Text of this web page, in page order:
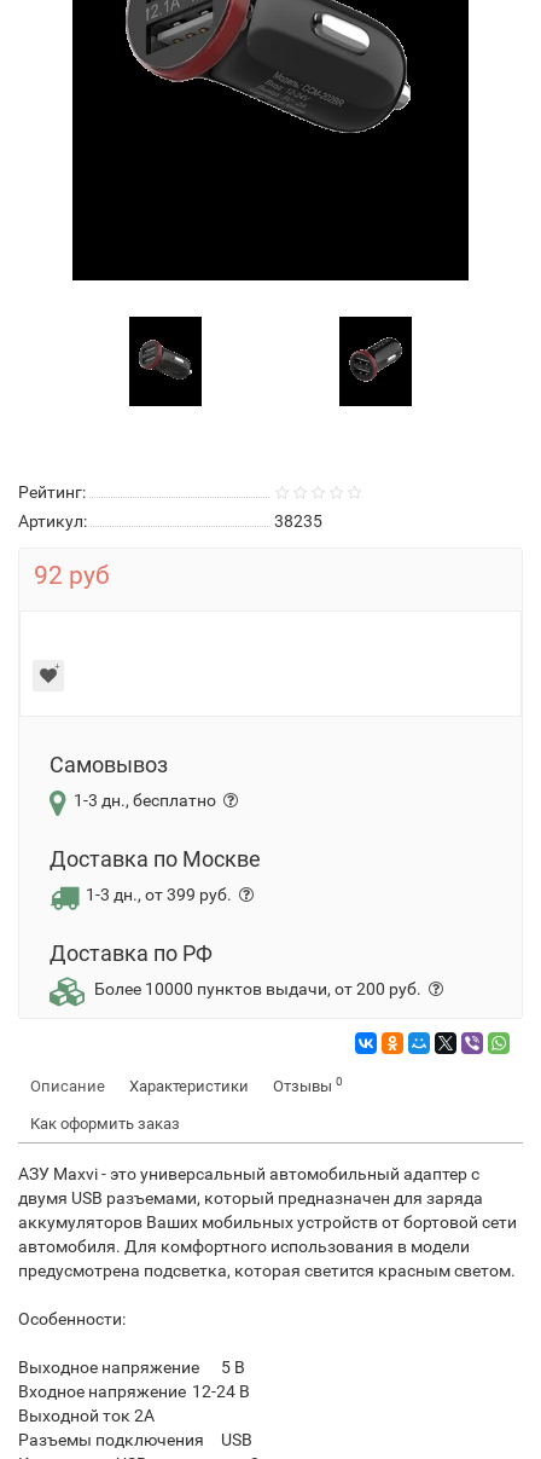
Рейтинг:
Артикул:
38235
92 руб
Самовывоз
1-3 дн., бесплатно
Доставка по Москве
1-3 дн., от 399 руб.
Доставка по РФ
Более 10000 пунктов выдачи, от 200 руб.
Описание Характеристики Отзывы 0
Как оформить заказ
АЗУ Maxvi - это универсальный автомобильный адаптер с
двумя USB разъемами, который предназначен для заряда
аккумуляторов Ваших мобильных устройств от бортовой сети
автомобиля. Для комфортного использования в модели
предусмотрена подсветка, которая светится красным светом.
Особенности:
Выходное напряжение
5 В
Входное напряжение 12-24 В
Выходной ток 2А
Разъемы подключения
USB